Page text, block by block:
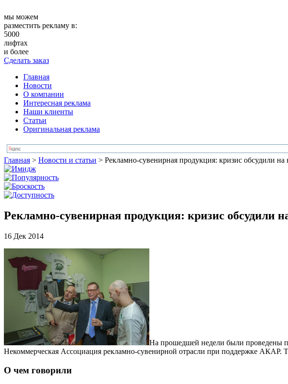
мы можем
разместить рекламу в:
5000
лифтах
и более
Сделать заказ
Главная
Новости
О компании
Интересная реклама
Наши клиенты
Статьи
Оригинальная реклама
Главная > Новости и статьи > Рекламно-сувенирная продукция: кризис обсудили на
Рекламно-сувенирная продукция: кризис обсудили
16 Дек 2014
На прошедшей недели были проведены
Некоммерческая Ассоциация рекламно-сувенирной отрасли при поддержке АКАР.
О чем говорили